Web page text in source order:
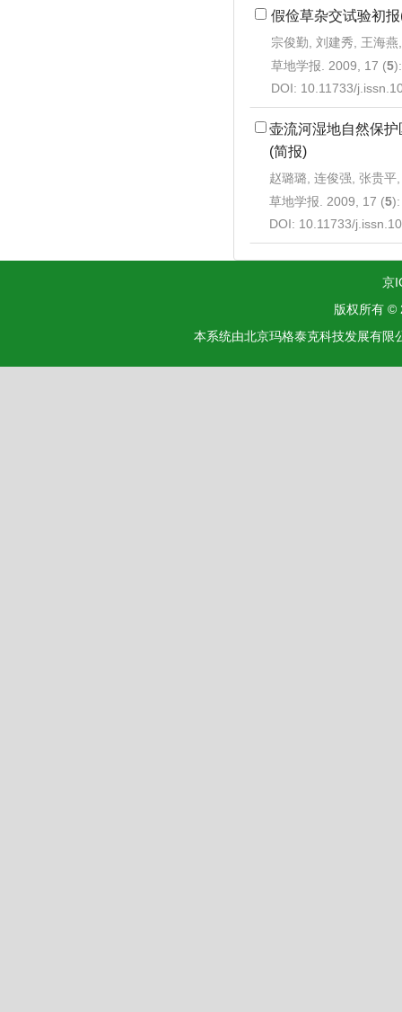
假俭草杂交试验初
宗俊勤, 刘建秀, 王海燕
草地学报. 2009, 17 (5
DOI: 10.11733/
壶流河湿地自然保
(简报)
赵璐璐, 连俊强, 张贵平
草地学报. 2009, 17 (5
DOI: 10.11733/
京
版权所有 ©
本系统由北京玛格泰克科技发展有